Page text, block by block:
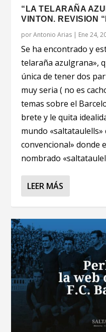
“LA TELARAÑA
VINTON. REVISION
porAntonio Arias | Ene 24,
Se ha encontrado y
telaraña azulgrana»,
única de tener dos
muy seria ( no es
temas sobre el
brete y le quita
mundo «saltataulells»
convencional» donde
nombrado
LEER MÁS